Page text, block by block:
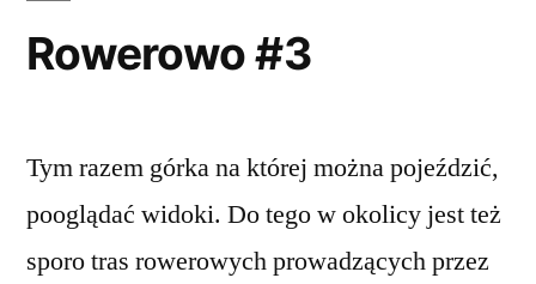
Rowerowo #3
Tym razem górka na której można pojeździć,
pooglądać widoki. Do tego w okolicy jest też
sporo tras rowerowych prowadzących przez